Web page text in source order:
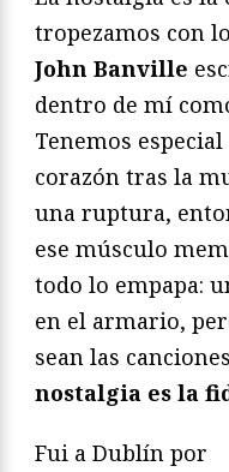
tropezamos con
John Banville
dentro de mí
Tenemos
corazón tras la
una ruptura,
ese músculo
todo lo empapa:
en el armario,
sean las
nostalgia es la
Fui a Dublín por